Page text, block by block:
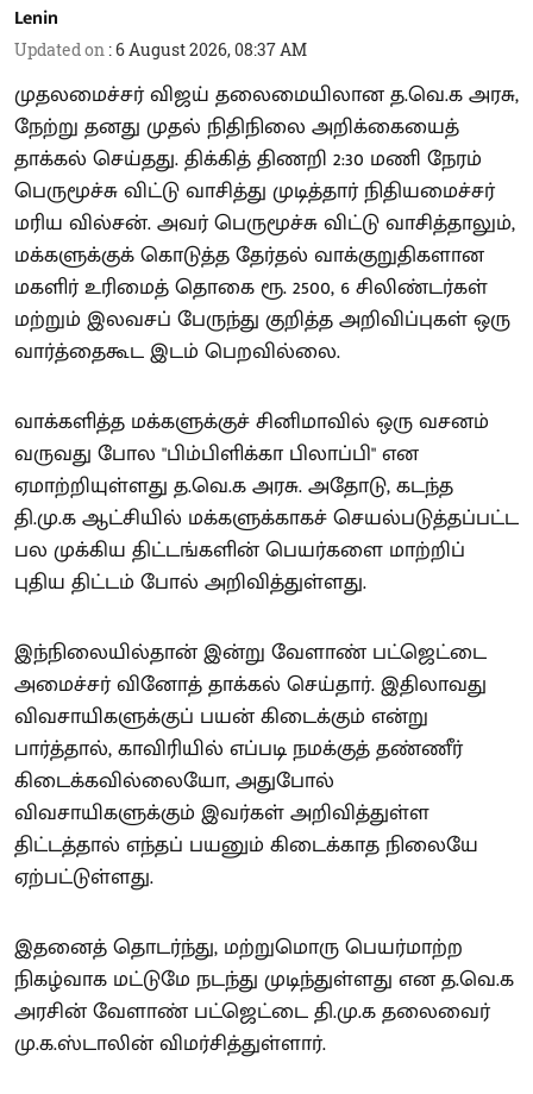
Lenin
Updated on :6 August 2026, 08:37 AM
முதலமைச்சர் விஜய் தலைமையிலான த.வெ.க அரசு,
நேற்று தனது முதல் நிதிநிலை அறிக்கையைத்
தாக்கல் செய்தது. திக்கித் திணறி 2:30 மணி நேரம்
பெருமூச்சு விட்டு வாசித்து முடித்தார் நிதியமைச்சர்
மரிய வில்சன். அவர் பெருமூச்சு விட்டு வாசித்தாலும்,
மக்களுக்குக் கொடுத்த தேர்தல் வாக்குறுதிகளான
மகளிர் உரிமைத் தொகை ரூ. 2500, 6 சிலிண்டர்கள்
மற்றும் இலவசப் பேருந்து குறித்த அறிவிப்புகள் ஒரு
வார்த்தைகூட இடம் பெறவில்லை.
வாக்களித்த மக்களுக்குச் சினிமாவில் ஒரு வசனம்
வருவது போல "பிம்பிளிக்கா பிலாப்பி" என
ஏமாற்றியுள்ளது த.வெ.க அரசு. அதோடு, கடந்த
தி.மு.க ஆட்சியில் மக்களுக்காகச் செயல்படுத்தப்பட்ட
பல முக்கிய திட்டங்களின் பெயர்களை மாற்றிப்
புதிய திட்டம் போல் அறிவித்துள்ளது.
இந்நிலையில்தான் இன்று வேளாண் பட்ஜெட்டை
அமைச்சர் வினோத் தாக்கல் செய்தார். இதிலாவது
விவசாயிகளுக்குப் பயன் கிடைக்கும் என்று
பார்த்தால், காவிரியில் எப்படி நமக்குத் தண்ணீர்
கிடைக்கவில்லையோ, அதுபோல்
விவசாயிகளுக்கும் இவர்கள் அறிவித்துள்ள
திட்டத்தால் எந்தப் பயனும் கிடைக்காத நிலையே
ஏற்பட்டுள்ளது.
இதனைத் தொடர்ந்து, மற்றுமொரு பெயர்மாற்ற
நிகழ்வாக மட்டுமே நடந்து முடிந்துள்ளது என த.வெ.க
அரசின் வேளாண் பட்ஜெட்டை தி.மு.க தலைவைர்
மு.க.ஸ்டாலின் விமர்சித்துள்ளார்.